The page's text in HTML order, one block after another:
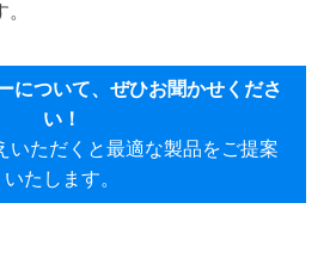
について、ぜひお聞かせくださ
い！
いただくと最適な製品をご提案
いたします。